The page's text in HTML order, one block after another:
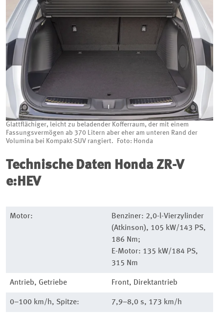
Glattflächiger, leicht zu beladender Kofferraum, der mit einem
Fassungsvermögen ab 370 Litern aber eher am unteren Rand der
Volumina bei Kompakt-SUV rangiert. Foto: Honda
Technische Daten Honda ZR-V
e:HEV
Motor:
Benziner: 2,0-l-Vierzylinder
(Atkinson), 105 kW/143 PS,
186 Nm;
E-Motor: 135 kW/184 PS,
315 Nm
Antrieb, Getriebe Front, Direktantrieb
0–100 km/h, Spitze: 7,9–8,0 s, 173 km/h